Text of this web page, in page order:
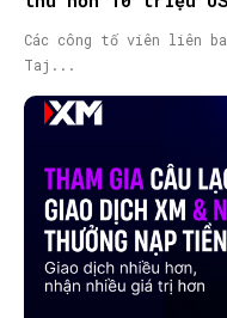
Các công tố viên liên
Taj...